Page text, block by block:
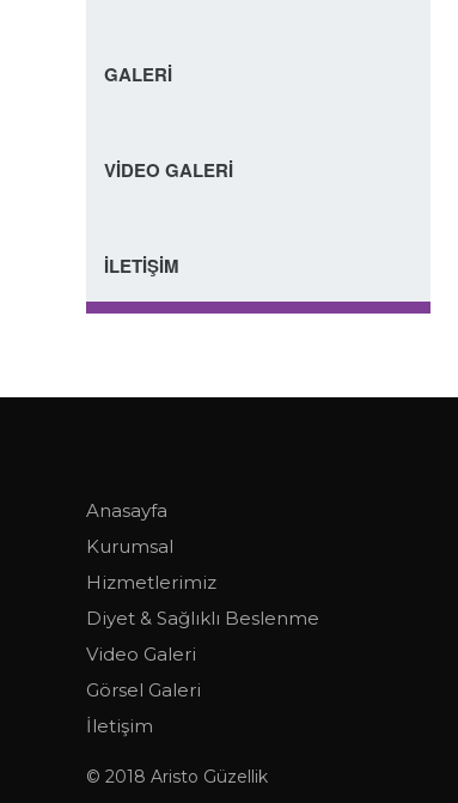
GALERİ
VİDEO GALERİ
İLETİŞİM
Anasayfa
Kurumsal
Hizmetlerimiz
Diyet & Sağlıklı Beslenme
Video Galeri
Görsel Galeri
İletişim
© 2018 Aristo Güzellik